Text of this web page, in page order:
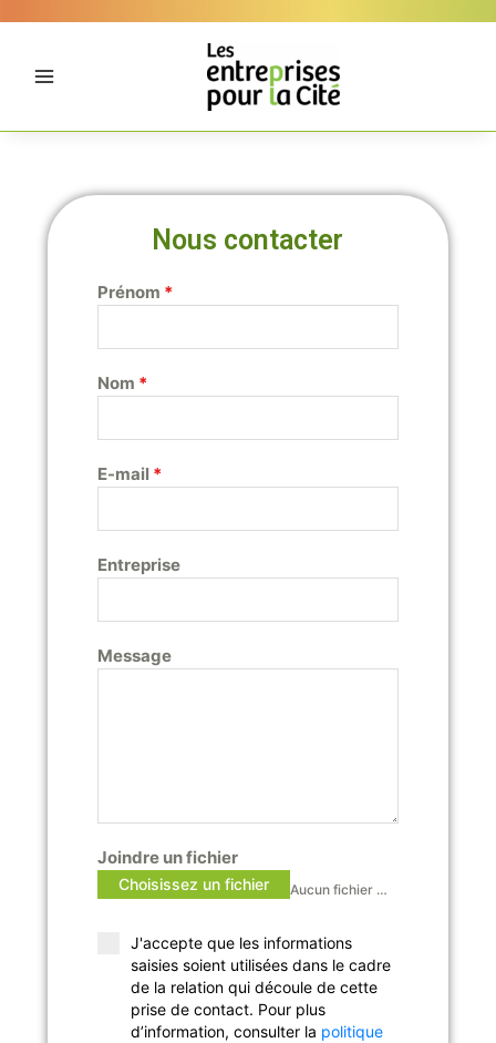
Nous contacter
Prénom *
Nom *
E-mail *
Entreprise
Message
Joindre un fichier
Choisissez un fichier Aucun fichier sélectionné
J'accepte que les informations
saisies soient utilisées dans le cadre
de la relation qui découle de cette
prise de contact. Pour plus
d’information, consulter la politique